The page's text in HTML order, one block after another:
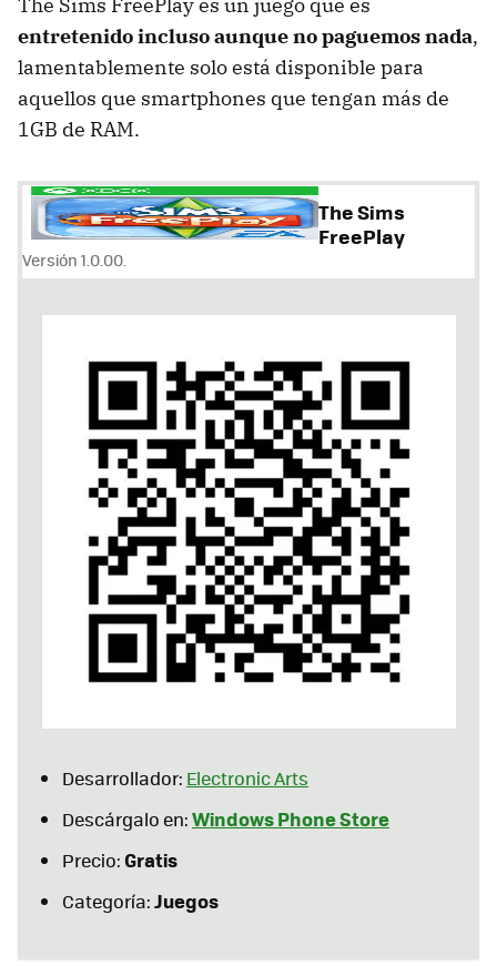
The Sims FreePlay es un juego que es
entretenido incluso aunque no paguemos nada,
lamentablemente solo está disponible para
aquellos que smartphones que tengan más de
1GB de RAM.
The Sims
FreePlay
Versión 1.0.00.
Desarrollador: Electronic Arts
Descárgalo en:Windows Phone Store
Precio:Gratis
Categoría:Juegos